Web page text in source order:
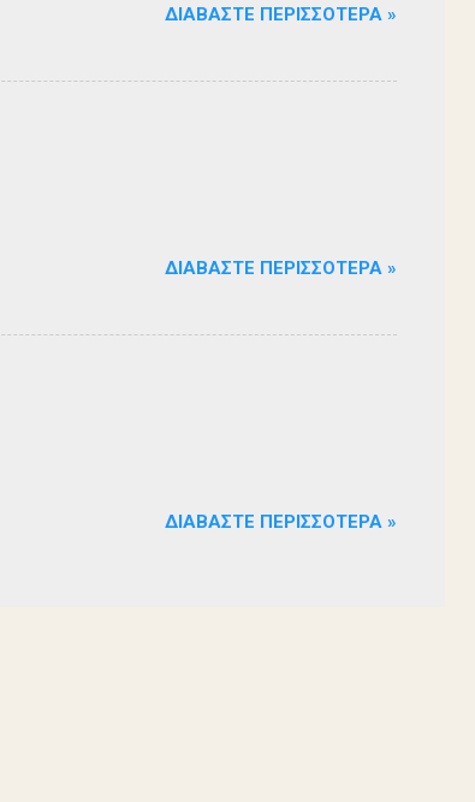
ΔΙΑΒΆΣΤΕ ΠΕΡΙΣΣΌΤΕΡΑ »
ΔΙΑΒΆΣΤΕ ΠΕΡΙΣΣΌΤΕΡΑ »
ΔΙΑΒΆΣΤΕ ΠΕΡΙΣΣΌΤΕΡΑ »